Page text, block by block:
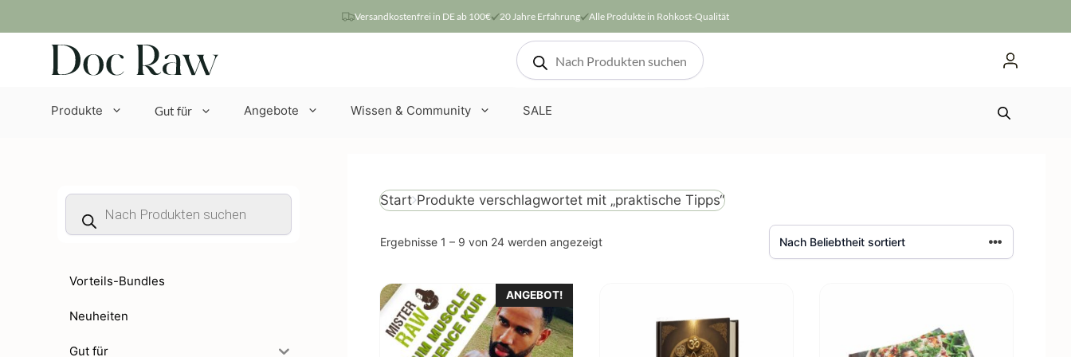
Inhalt
springen
Versandkostenfrei in DE ab 100€ 20 Jahre Erfahrung Alle Produkte in Rohkost-Qualität
Products
search
Produkte Gut für Angebote Wissen & Community SALE
Start Produkte verschlagwortet mit „praktische Tipps“
Ergebnisse 1 – 9 von 24 werden angezeigtNach
ANGEBOT!
Products
search
Vorteils-Bundles
Neuheiten
Gut für